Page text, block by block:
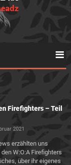
Firefighters – Teil
2021
erzählten uns
W:O:A Firefighters
über ihr eigenes